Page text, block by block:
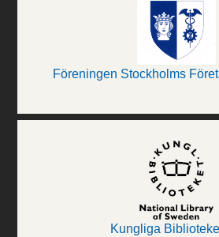
Föreningen Stockholms
Kungliga